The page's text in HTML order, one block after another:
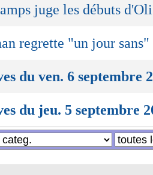
juge les débuts
regrette "un jour sans"
du ven. 6 septembre
du jeu. 5 septembre